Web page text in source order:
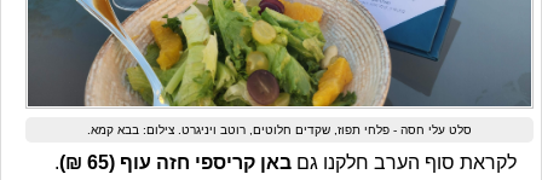
סלט עלי חסה - פלחי תפוז, שקדים חלוטים, רוטב ויניגרט. צילום: בבא קמא.
לקראת סוף הערב חלקנו גם באן קריספי חזה עוף (65 ₪)
.